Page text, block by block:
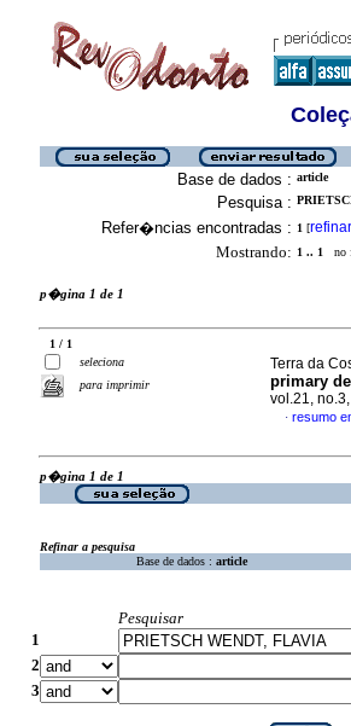
Base de dados : article
Pesquisa :
Refer�ncias encontradas : 1 [refinar
Mostrando: 1 .. 1 no
p�gina 1 de 1
1 / 1
seleciona
para imprimir
Terra da
primary
vol.21,
· resumo
p�gina 1 de 1
Refinar a pesquisa
Base de dados : article
Pesquisar
1
2
3